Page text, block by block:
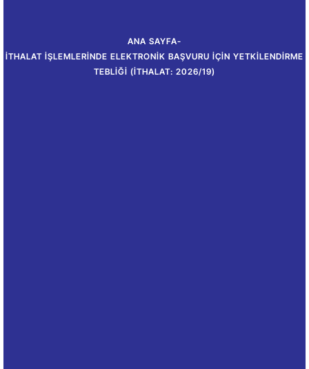
ANA SAYFA-
İTHALAT İŞLEMLERINDE ELEKTRONIK BAŞVURU İÇIN YETKILENDIRME
TEBLIĞI (İTHALAT: 2026/19)